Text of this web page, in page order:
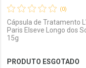
Ver Desconto
(0)
Cápsula de Tratamento
Paris Elseve Longo dos
15g
PRODUTO ESGOTADO